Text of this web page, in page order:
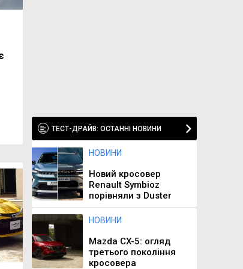
ТЕСТ-ДРАЙВ: ОСТАННІ НОВИНИ
НОВИНИ
Новий кросовер
Renault Symbioz
порівняли з Duster
НОВИНИ
Mazda CX-5: огляд
третього покоління
кросовера